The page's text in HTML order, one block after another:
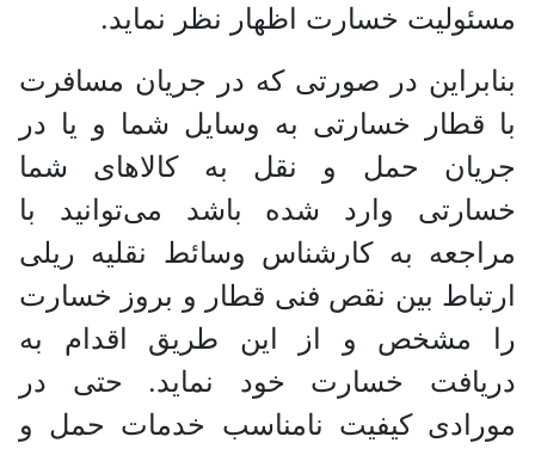
مسئولیت خسارت اظهار نظر نماید.
بنابراین در صورتی که در جریان مسافرت
با قطار خسارتی به وسایل شما و یا در
جریان حمل و نقل به کالا‌های شما
خسارتی وارد شده باشد می‌توانید با
مراجعه به کارشناس وسائط نقلیه ریلی
ارتباط بین نقص فنی قطار و بروز خسارت
را مشخص و از این طریق اقدام به
دریافت خسارت خود نماید. حتی در
مورادی کیفیت نامناسب خدمات حمل و